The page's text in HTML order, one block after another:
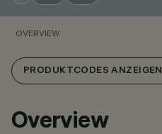
OVERVIEW
PRODUKTCODES ANZEIGEN
Overview